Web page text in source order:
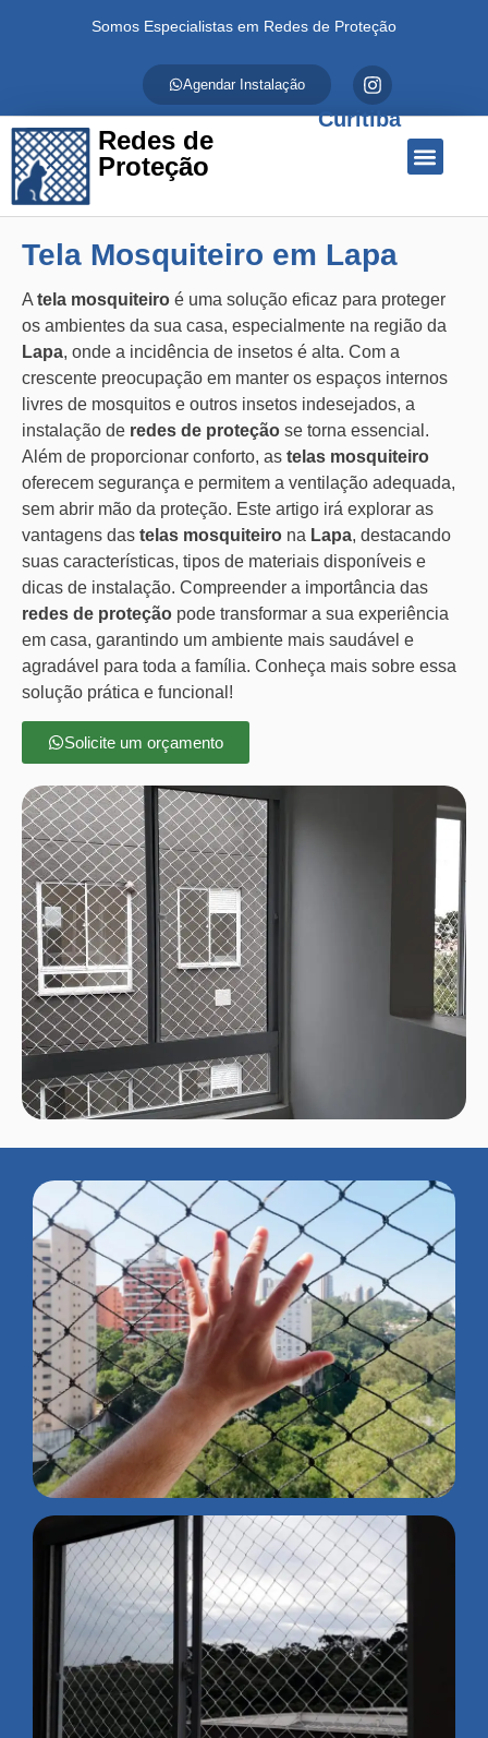
Somos Especialistas em Redes de Proteção
Agendar Instalação
Redes de
Proteção
Curitiba
Tela Mosquiteiro em Lapa
A tela mosquiteiro é uma solução eficaz para proteger
os ambientes da sua casa, especialmente na região da
Lapa, onde a incidência de insetos é alta. Com a
crescente preocupação em manter os espaços internos
livres de mosquitos e outros insetos indesejados, a
instalação de redes de proteção se torna essencial.
Além de proporcionar conforto, as telas mosquiteiro
oferecem segurança e permitem a ventilação adequada,
sem abrir mão da proteção. Este artigo irá explorar as
vantagens das telas mosquiteiro na Lapa, destacando
suas características, tipos de materiais disponíveis e
dicas de instalação. Compreender a importância das
redes de proteção pode transformar a sua experiência
em casa, garantindo um ambiente mais saudável e
agradável para toda a família. Conheça mais sobre essa
solução prática e funcional!
Solicite um orçamento